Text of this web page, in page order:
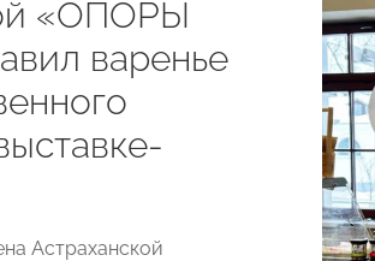
«ОПОРЫ
варенье
Астраханской